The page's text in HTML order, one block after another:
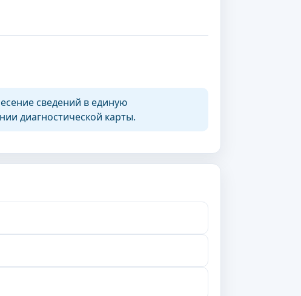
сведений в единую
диагностической карты.